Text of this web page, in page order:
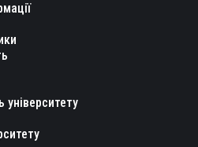
університету